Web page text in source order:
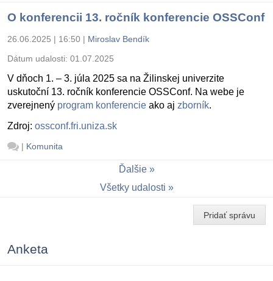
O konferencii 13. ročník konferencie OSSConf
26.06.2025 | 16:50 | Miroslav Bendík
Dátum udalosti: 01.07.2025
V dňoch 1. – 3. júla 2025 sa na Žilinskej univerzite
uskutoční 13. ročník konferencie OSSConf. Na webe je
zverejnený program konferencie ako aj zborník.
Zdroj: ossconf.fri.uniza.sk
| Komunita
Ďalšie
Všetky udalosti
Pridať správu
Anketa